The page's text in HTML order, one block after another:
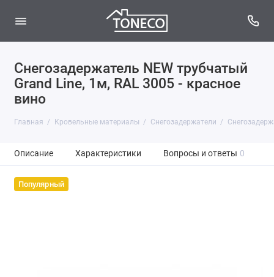
Снегозадержатель NEW трубчатый
Grand Line, 1м, RAL 3005 - красное
вино
Главная Кровельные материалы Снегозадержатели
Описание Характеристики Вопросы и ответы 0
Популярный